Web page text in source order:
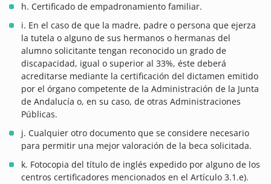
h. Certificado de empadronamiento familiar.
i. En el caso de que la madre, padre o persona que ejerza
la tutela o alguno de sus hermanos o hermanas del
alumno solicitante tengan reconocido un grado de
discapacidad, igual o superior al 33%, éste deberá
acreditarse mediante la certificación del dictamen emitido
por el órgano competente de la Administración de la Junta
de Andalucía o, en su caso, de otras Administraciones
Públicas.
j. Cualquier otro documento que se considere necesario
para permitir una mejor valoración de la beca solicitada.
k. Fotocopia del título de inglés expedido por alguno de los
centros certificadores mencionados en el Artículo 3.1.e).